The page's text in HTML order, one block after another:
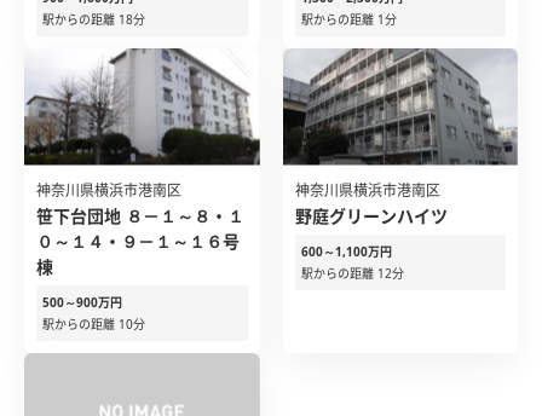
駅からの距離 18分
駅からの距離 1分
神奈川県横浜市港南区
笹下台団地 ８－１～８・１
０～１４・９－１～１６号
棟
500～900万円
駅からの距離 10分
神奈川県横浜市港南区
野庭グリーンハイツ
600～1,100万円
駅からの距離 12分